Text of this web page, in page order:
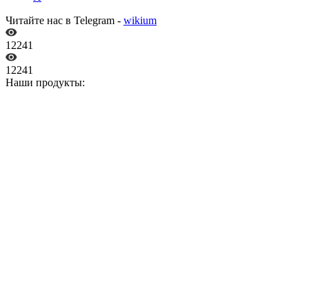
Читайте нас в Telegram - wikium
12241
12241
Наши продукты: